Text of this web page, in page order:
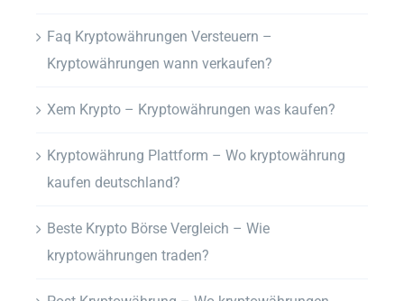
Faq Kryptowährungen Versteuern –
Kryptowährungen wann verkaufen?
Xem Krypto – Kryptowährungen was kaufen?
Kryptowährung Plattform – Wo kryptowährung
kaufen deutschland?
Beste Krypto Börse Vergleich – Wie
kryptowährungen traden?